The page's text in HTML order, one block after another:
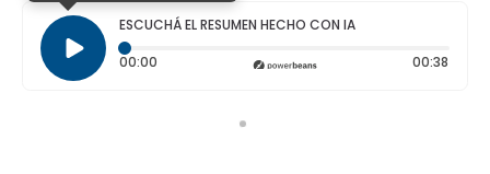
ESCUCHÁ EL RESUMEN HECHO CON IA
00:00 Tiempo transcurrido: 0 segundos 00:38